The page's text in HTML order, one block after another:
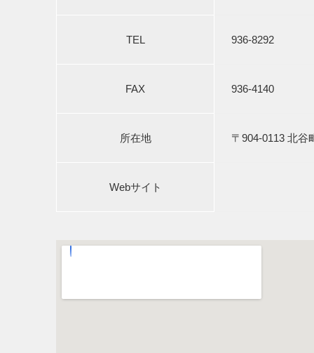
TEL 936-8292
FAX 936-4140
所在地 〒904-0113 北谷
Webサイト